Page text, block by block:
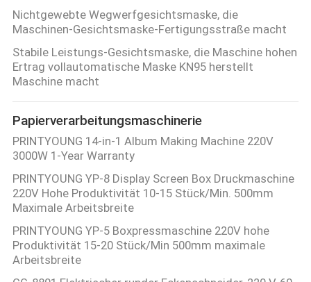
Nichtgewebte Wegwerfgesichtsmaske, die
Maschinen-Gesichtsmaske-Fertigungsstraße macht
Stabile Leistungs-Gesichtsmaske, die Maschine hohen
Ertrag vollautomatische Maske KN95 herstellt
Maschine macht
Papierverarbeitungsmaschinerie
PRINTYOUNG 14-in-1 Album Making Machine 220V
3000W 1-Year Warranty
PRINTYOUNG YP-8 Display Screen Box Druckmaschine
220V Hohe Produktivität 10-15 Stück/Min. 500mm
Maximale Arbeitsbreite
PRINTYOUNG YP-5 Boxpressmaschine 220V hohe
Produktivität 15-20 Stück/Min 500mm maximale
Arbeitsbreite